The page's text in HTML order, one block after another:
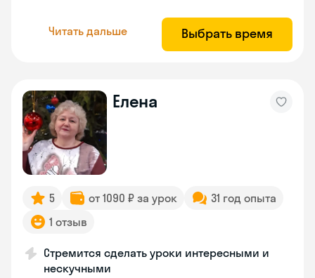
Читать дальше Выбрать время
Елена
5 от 1090 ₽ за урок
31 год опыта
1 отзыв
Стремится сделать уроки интересными и
нескучными